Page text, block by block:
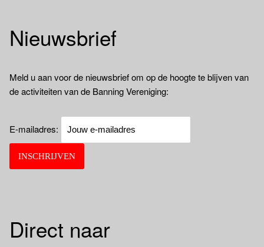
Nieuwsbrief
Meld u aan voor de nieuwsbrief om op de hoogte te blijven van
de activiteiten van de Banning Vereniging:
E-mailadres:
Direct naar